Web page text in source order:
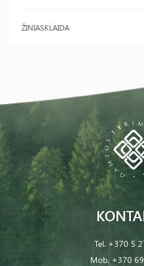
ŽINIASKLAIDA
Tel. +370 5
Mob. +370